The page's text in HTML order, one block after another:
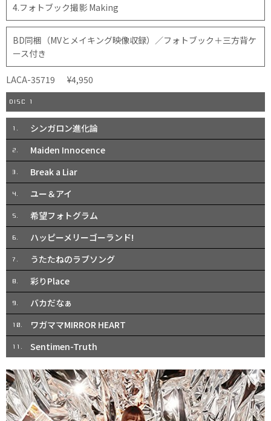
4.フォトブック撮影 Making
BD同梱（MVとメイキング映像収録）／フォトブック＋三方背ケ
ース付き
LACA-35719 ¥4,950
DISC 1
1. シンガロン進化論
2. Maiden Innocence
3. Break a Liar
4. ユー＆アイ
5. 希望フォトグラム
6. ハッピーメリーゴーランド!
7. うたたねのラブソング
8. 彩りPlace
9. バカだなぁ
10. ワガママMIRROR HEART
11. Sentimen-Truth